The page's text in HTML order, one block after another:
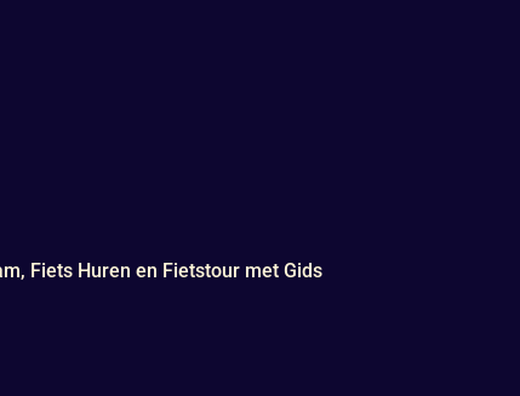
Fiets Huren en Fietstour met Gids